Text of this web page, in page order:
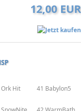
12,00 EUR
Hit 41 Babylon5